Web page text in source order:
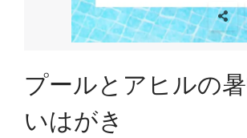
プールとアヒルの
いはがき